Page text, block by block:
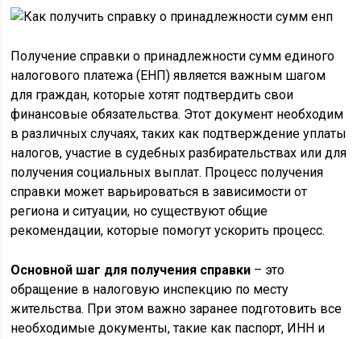
Получение справки о принадлежности сумм единого
налогового платежа (ЕНП) является важным шагом
для граждан, которые хотят подтвердить свои
финансовые обязательства. Этот документ необходим
в различных случаях, таких как подтверждение уплаты
налогов, участие в судебных разбирательствах или для
получения социальных выплат. Процесс получения
справки может варьироваться в зависимости от
региона и ситуации, но существуют общие
рекомендации, которые помогут ускорить процесс.
Основной шаг для получения справки – это
обращение в налоговую инспекцию по месту
жительства. При этом важно заранее подготовить все
необходимые документы, такие как паспорт, ИНН и